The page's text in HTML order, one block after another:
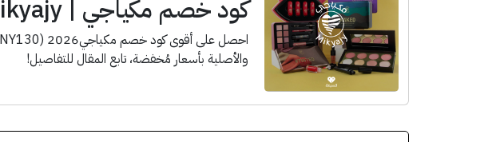
كود خصم مكياجي | Mikyajy
والأصلية بأسعار مُخفضة، تابع المقال للتفاصيل!